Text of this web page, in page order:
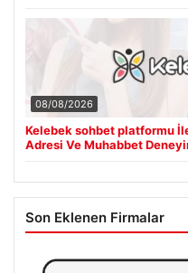
08/08/2026
Kelebek sohbet platformu
Adresi Ve Muhabbet
Son Eklenen Firmalar